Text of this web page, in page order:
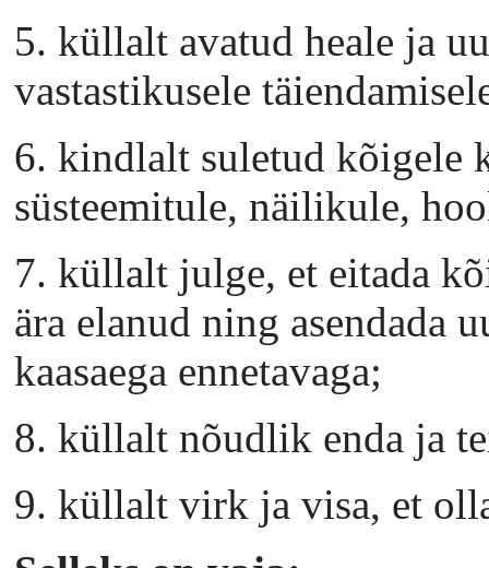
5. küllalt avatud heale ja
vastastikusele
6. kindlalt suletud kõigele
süsteemitule, näilikule,
7. küllalt julge, et eitada
ära elanud ning asendada
kaasaega ennetavaga;
8. küllalt nõudlik enda ja
9. küllalt virk ja visa, et